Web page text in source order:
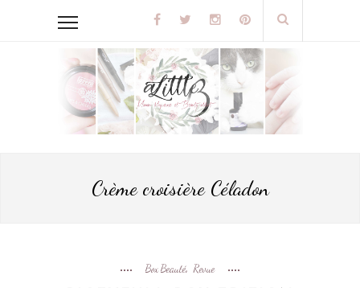
Crème croisière Céladon
Box Beauté, Revue